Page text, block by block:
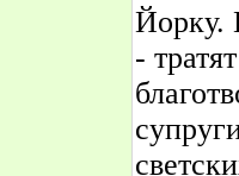
Йорку.
-